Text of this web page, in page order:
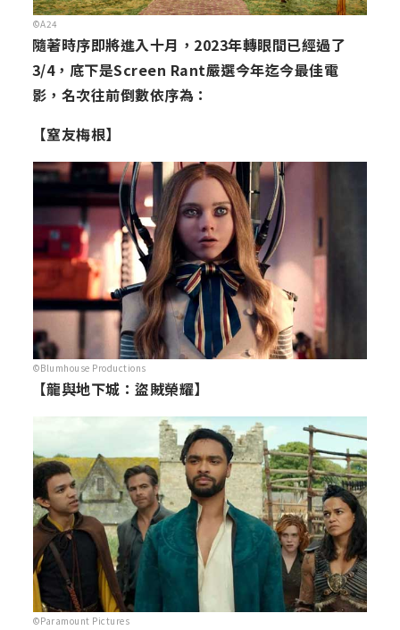
©A24
隨著時序即將進入十月，2023年轉眼間已經過了
3/4，底下是Screen Rant嚴選今年迄今最佳電
影，名次往前倒數依序為：
【窒友梅根】
©Blumhouse Productions
【龍與地下城：盜賊榮耀】
©Paramount Pictures